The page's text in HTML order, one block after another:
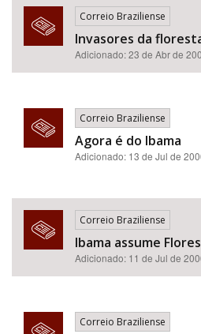
Correio Braziliense
Invasores da
Adicionado: 23 de Abr de
Correio Braziliense
Agora é do Ibama
Adicionado: 13 de Jul de
Correio Braziliense
Ibama assume
Adicionado: 11 de Jul de
Correio Braziliense